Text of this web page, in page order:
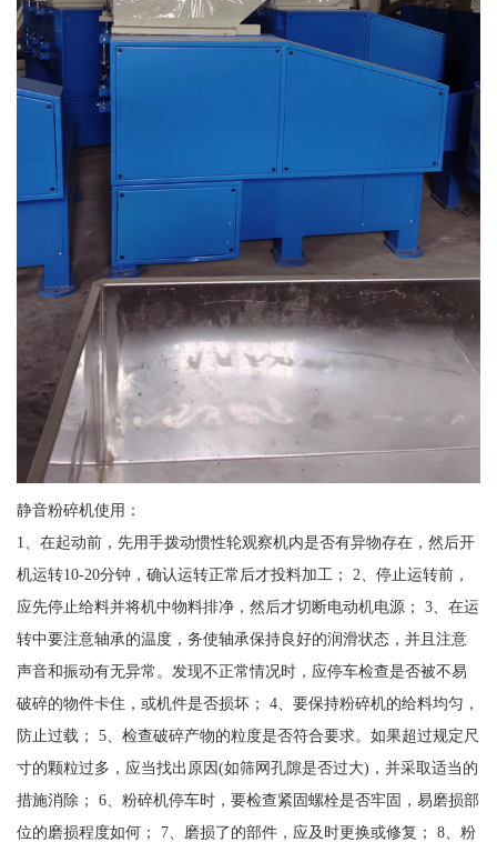
静音粉碎机使用：
1、在起动前，先用手拨动惯性轮观察机内是否有异物存在，然后开
机运转10-20分钟，确认运转正常后才投料加工； 2、停止运转前，
应先停止给料并将机中物料排净，然后才切断电动机电源； 3、在运
转中要注意轴承的温度，务使轴承保持良好的润滑状态，并且注意
声音和振动有无异常。发现不正常情况时，应停车检查是否被不易
破碎的物件卡住，或机件是否损坏； 4、要保持粉碎机的给料均匀，
防止过载； 5、检查破碎产物的粒度是否符合要求。如果超过规定尺
寸的颗粒过多，应当找出原因(如筛网孔隙是否过大)，并采取适当的
措施消除； 6、粉碎机停车时，要检查紧固螺栓是否牢固，易磨损部
位的磨损程度如何； 7、磨损了的部件，应及时更换或修复； 8、粉